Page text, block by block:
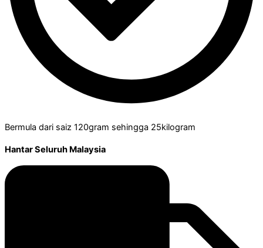
Bermula dari saiz 120gram sehingga 25kilogram
Hantar Seluruh Malaysia